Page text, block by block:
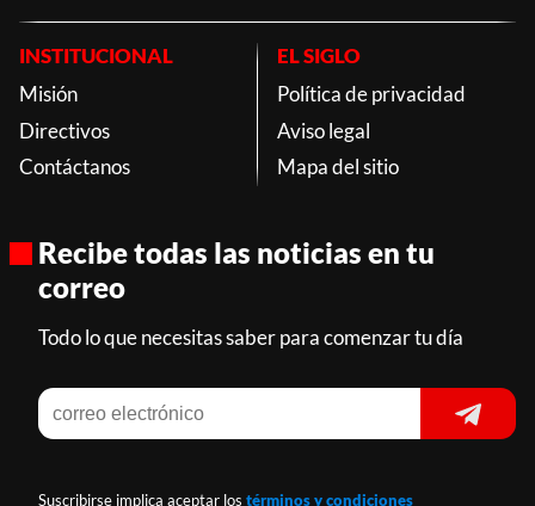
INSTITUCIONAL
Misión
Directivos
Contáctanos
EL SIGLO
Política de privacidad
Aviso legal
Mapa del sitio
Recibe todas las noticias en tu
correo
Todo lo que necesitas saber para comenzar tu día
Suscribirse implica aceptar los términos y condiciones